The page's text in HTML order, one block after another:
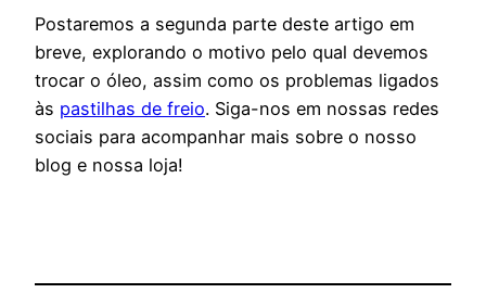
Postaremos a segunda parte deste artigo em
breve, explorando o motivo pelo qual devemos
trocar o óleo, assim como os problemas ligados
às pastilhas de freio. Siga-nos em nossas redes
sociais para acompanhar mais sobre o nosso
blog e nossa loja!